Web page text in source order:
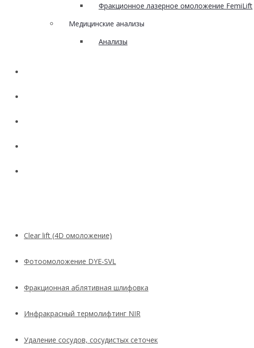
Фракционное лазерное омоложение FemiLift
Медицинские анализы
Анализы
Clear lift (4D омоложение)
Фотоомоложение DYE-SVL
Фракционная аблятивная шлифовка
Инфракрасный термолифтинг NIR
Удаление сосудов, сосудистых сеточек